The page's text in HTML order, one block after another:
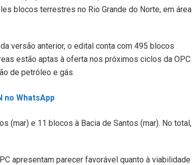
blocos terrestres no Rio Grande do Norte, em área
versão anterior, o edital conta com 495 blocos
estão aptas à oferta nos próximos ciclos da OPC
de petróleo e gás.
no WhatsApp
(mar) e 11 blocos à Bacia de Santos (mar). No total,
apresentam parecer favorável quanto à viabilidade